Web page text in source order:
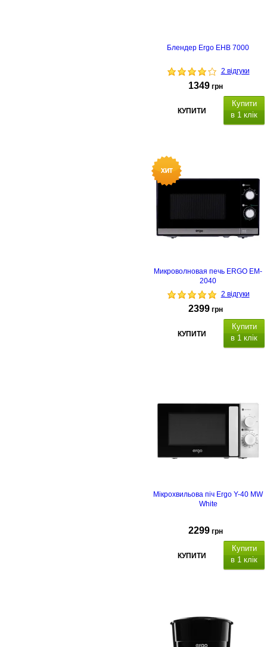
Блендер Ergo EHB 7000
2 відгуки
1349 грн
КУПИТИ
Купити
в 1 клік
Микроволновая печь ERGO EM-
2040
2 відгуки
2399 грн
КУПИТИ
Купити
в 1 клік
Мікрохвильова піч Ergo Y-40 MW
White
2299 грн
КУПИТИ
Купити
в 1 клік